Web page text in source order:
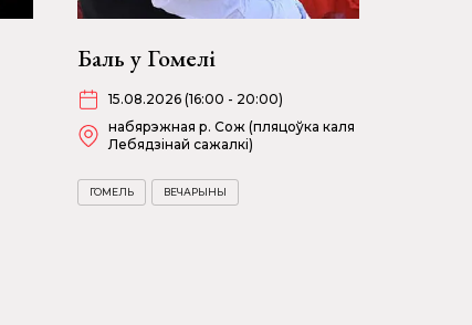
Баль у Гомелі
15.08.2026 (16:00 - 20:00)
набярэжная р. Сож (пляцоўка каля
Лебядзінай сажалкі)
ГОМЕЛЬ ВЕЧАРЫНЫ